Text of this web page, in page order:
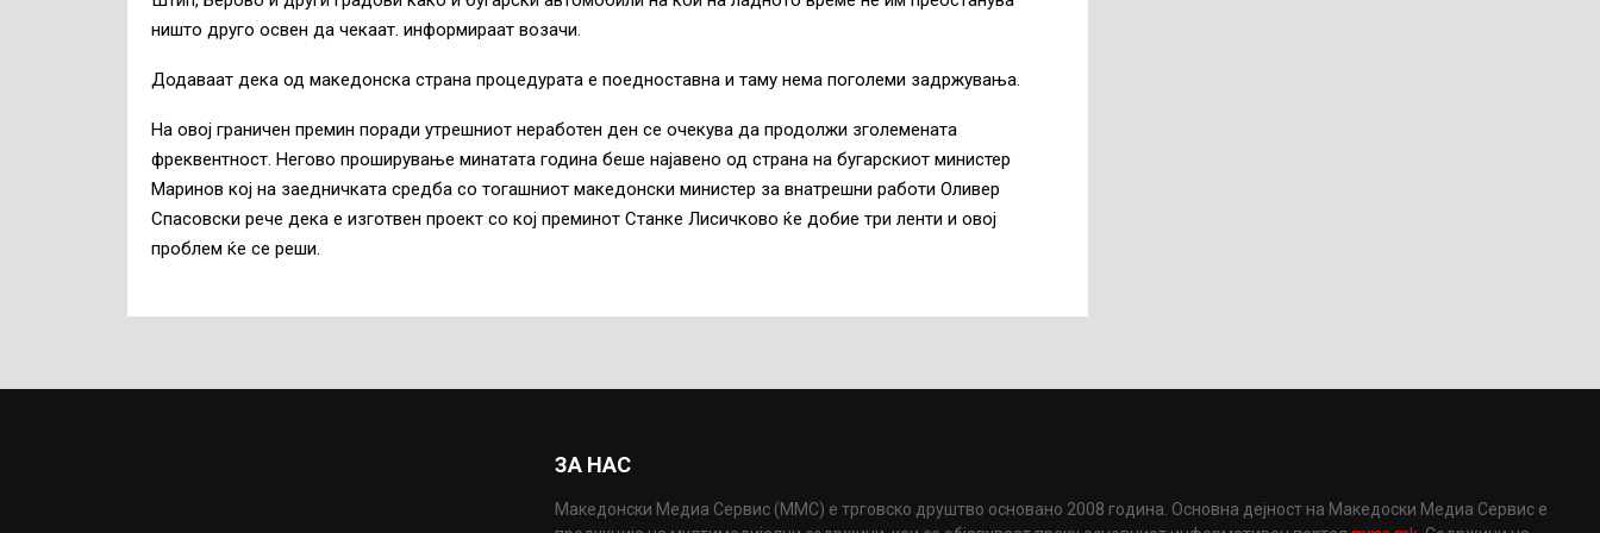
ништо друго освен да чекаат. информираат возачи.
Додаваат дека од македонска страна процедурата е поедноставна и таму нема поголеми задржувања.
На овој граничен премин поради утрешниот неработен ден се очекува да продолжи зголемената
фреквентност. Негово проширување минатата година беше најавено од страна на бугарскиот министер
Маринов кој на заедничката средба со тогашниот македонски министер за внатрешни работи Оливер
Спасовски рече дека е изготвен проект со кој преминот Станке Лисичково ќе добие три ленти и овој
проблем ќе се реши.
ЗА НАС
Македонски Медиа Сервис (ММС) е трговско друштво основано 2008 година. Основна дејност на Македоски Медиа Сервис е